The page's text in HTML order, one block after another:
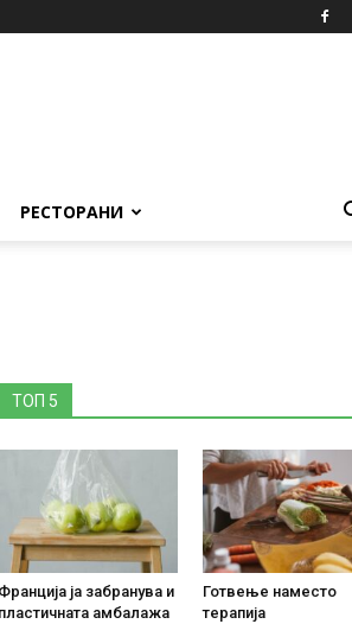
РЕСТОРАНИ
ТОП 5
Франција ја забранува и
пластичната амбалажа
Готвење наместо
терапија